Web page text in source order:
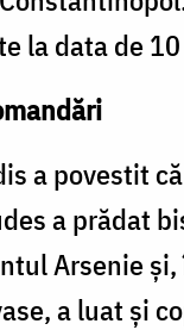
la data de
a povestit
a prădat
Arsenie
a luat şi